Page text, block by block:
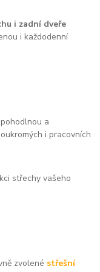
i zadní dveře
i každodenní
a
i pracovních
střechy vašeho
zvolené střešní